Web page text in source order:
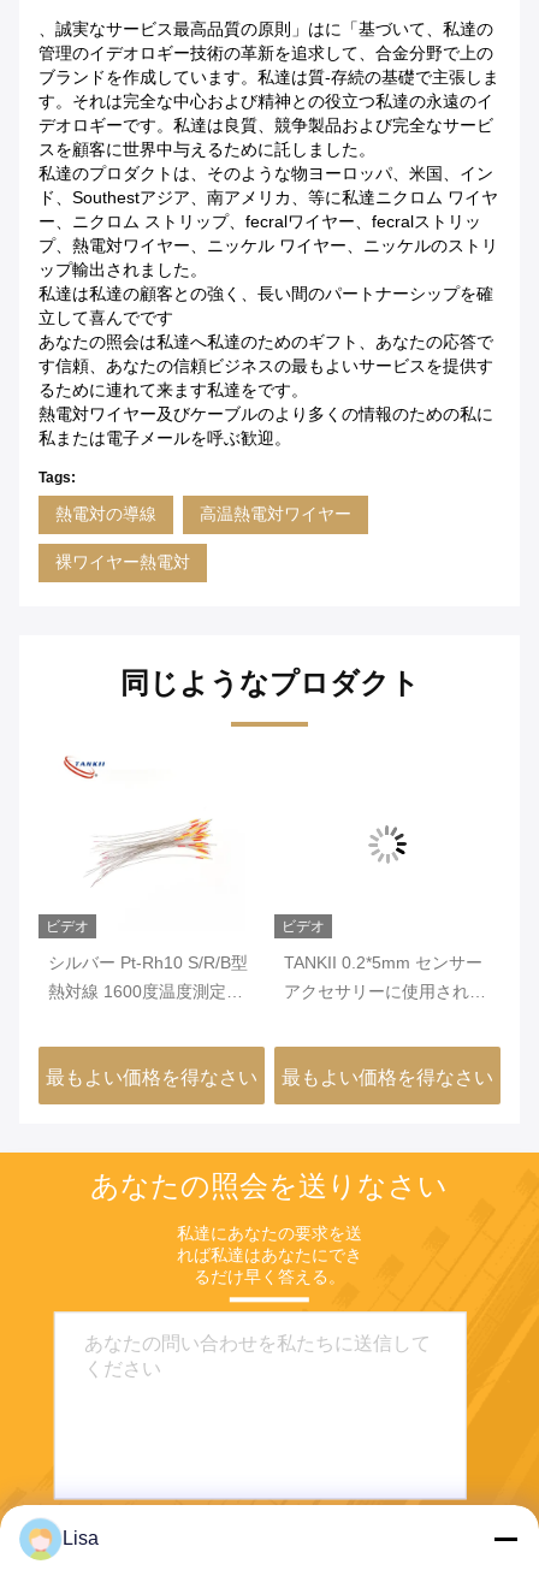
、誠実なサービス最高品質の原則」はに「基づいて、私達の
管理のイデオロギー技術の革新を追求して、合金分野で上の
ブランドを作成しています。私達は質-存続の基礎で主張しま
す。それは完全な中心および精神との役立つ私達の永遠のイ
デオロギーです。私達は良質、競争製品および完全なサービ
スを顧客に世界中与えるために託しました。
私達のプロダクトは、そのような物ヨーロッパ、米国、イン
ド、Southestアジア、南アメリカ、等に私達ニクロム ワイヤ
ー、ニクロム ストリップ、fecralワイヤー、fecralストリッ
プ、熱電対ワイヤー、ニッケル ワイヤー、ニッケルのストリ
ップ輸出されました。
私達は私達の顧客との強く、長い間のパートナーシップを確
立して喜んでです
あなたの照会は私達へ私達のためのギフト、あなたの応答で
す信頼、あなたの信頼ビジネスの最もよいサービスを提供す
るために連れて来ます私達をです。
熱電対ワイヤー及びケーブルのより多くの情報のための私に
私または電子メールを呼ぶ歓迎。
Tags:
熱電対の導線 高温熱電対ワイヤー
裸ワイヤー熱電対
同じようなプロダクト
ビデオ
シルバー Pt-Rh10 S/R/B型
熱対線 1600度温度測定の
最もよい価格を得なさい
ビデオ
TANKII 0.2*5mm センサー
アクセサリーに使用される
最もよい価格を得なさい
あなたの照会を送りなさい
私達にあなたの要求を送
れば私達はあなたにでき
るだけ早く答える。
Lisa